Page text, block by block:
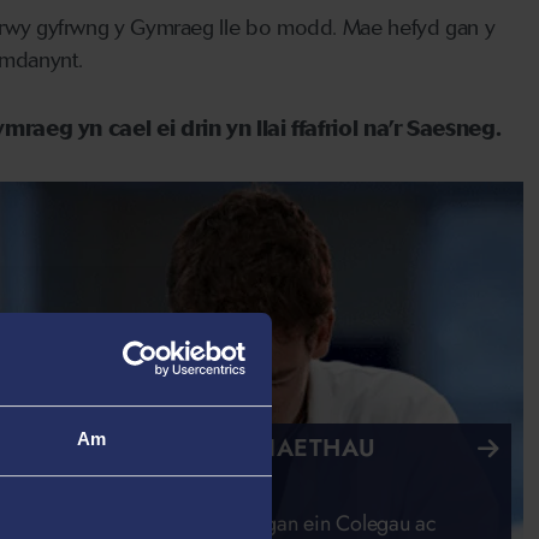
Am
gyfrwng y Gymraeg lle bo modd. Mae hefyd gan y
yn cael ei drin yn llai ffafriol na’r Saesneg.
A BWRSARIAETHAU
bwrsariaethau a grantiau gan ein Colegau ac